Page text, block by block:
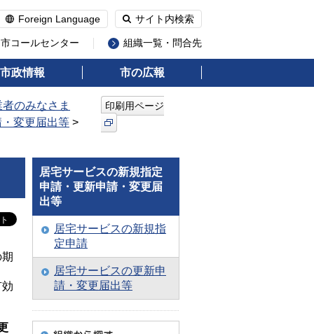
Foreign Language サイト内検索
コールセンター 組織一覧・問合先
市政情報 市の広報
のみなさま
変更届出等 >
印刷用ページ
居宅サービスの新規指定
申請・更新申請・変更届
出等
居宅サービスの新規指
定申請
居宅サービスの更新申
請・変更届出等